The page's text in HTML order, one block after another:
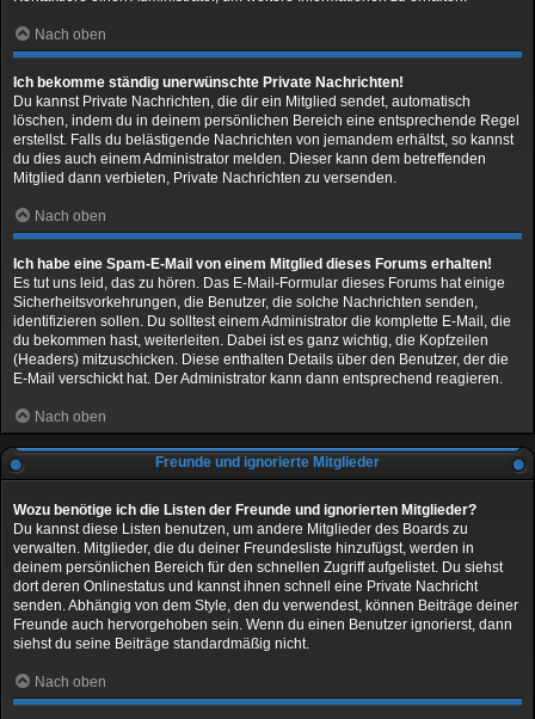
Nach oben
Ich bekomme ständig unerwünschte Private Nachrichten!
Du kannst Private Nachrichten, die dir ein Mitglied sendet, automatisch
löschen, indem du in deinem persönlichen Bereich eine entsprechende Regel
erstellst. Falls du belästigende Nachrichten von jemandem erhältst, so kannst
du dies auch einem Administrator melden. Dieser kann dem betreffenden
Mitglied dann verbieten, Private Nachrichten zu versenden.
Nach oben
Ich habe eine Spam-E-Mail von einem Mitglied dieses Forums erhalten!
Es tut uns leid, das zu hören. Das E-Mail-Formular dieses Forums hat einige
Sicherheitsvorkehrungen, die Benutzer, die solche Nachrichten senden,
identifizieren sollen. Du solltest einem Administrator die komplette E-Mail, die
du bekommen hast, weiterleiten. Dabei ist es ganz wichtig, die Kopfzeilen
(Headers) mitzuschicken. Diese enthalten Details über den Benutzer, der die
E-Mail verschickt hat. Der Administrator kann dann entsprechend reagieren.
Nach oben
Freunde und ignorierte Mitglieder
Wozu benötige ich die Listen der Freunde und ignorierten Mitglieder?
Du kannst diese Listen benutzen, um andere Mitglieder des Boards zu
verwalten. Mitglieder, die du deiner Freundesliste hinzufügst, werden in
deinem persönlichen Bereich für den schnellen Zugriff aufgelistet. Du siehst
dort deren Onlinestatus und kannst ihnen schnell eine Private Nachricht
senden. Abhängig von dem Style, den du verwendest, können Beiträge deiner
Freunde auch hervorgehoben sein. Wenn du einen Benutzer ignorierst, dann
siehst du seine Beiträge standardmäßig nicht.
Nach oben